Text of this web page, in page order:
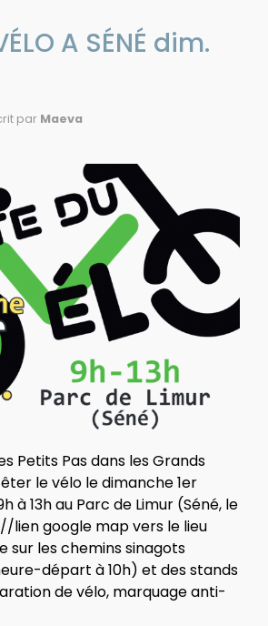
A SÉNÉ dim.
par Maeva
Petits Pas dans les Grands
le vélo le dimanche 1er
à 13h au Parc de Limur (Séné, le
lien google map vers le lieu
sur les chemins sinagots
départ à 10h) et des stands
de vélo, marquage anti-